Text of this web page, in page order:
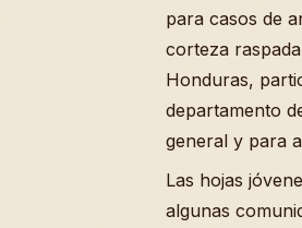
para casos de
corteza
Honduras,
departamento
general y para
Las hojas
algunas